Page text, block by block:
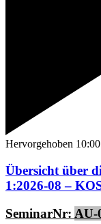
Hervorgehoben 10:00
Übersicht über
1:2026-08 –
SeminarNr: AU-